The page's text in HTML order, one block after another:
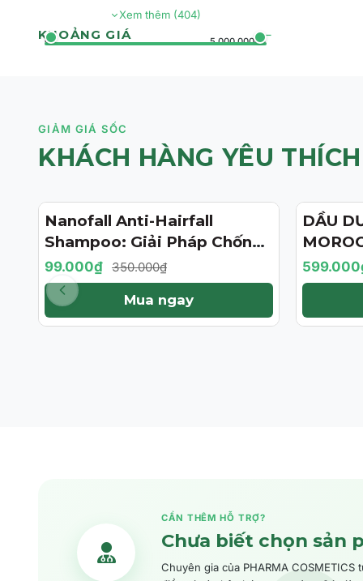
Xem thêm (404)
KHOẢNG GIÁ
0đ 5.000.000đ+
GIẢM GIÁ SỐC
KHÁCH HÀNG YÊU THÍCH
- 72%
Nanofall Anti-Hairfall
Shampoo: Giải Pháp Chống
Rụng & Kích Thích Mọc Tóc
Chuẩn Y Khoa
99.000₫ 350.000₫
Mua ngay
- 57%
DẦU
BẢN
CẦN THÊM HỖ TRỢ?
Chưa biết chọn sản
Chuyên gia của PHARMA